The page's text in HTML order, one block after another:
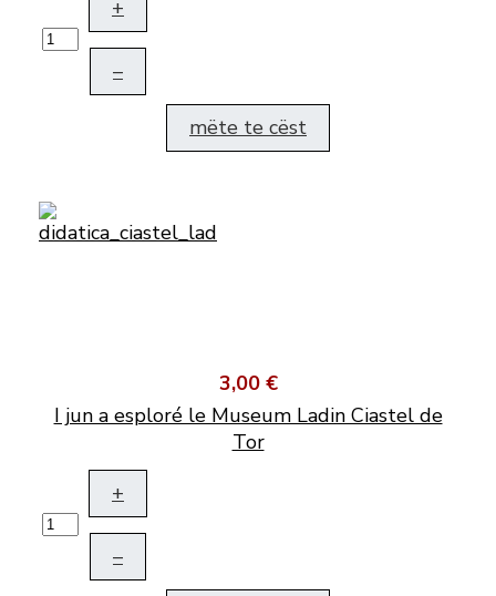
+
–
mëte te cëst
3,00 €
I jun a esploré le Museum Ladin Ciastel de
Tor
+
–